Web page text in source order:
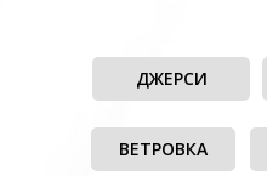
ДЖЕРСИ
ВЕТРОВКА